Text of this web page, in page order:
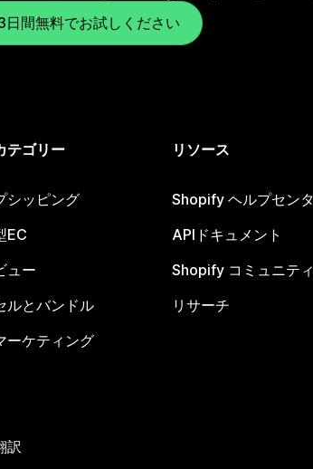
間無料でお試しください
テゴリー
シッピング
EC
ュー
ルとバンドル
ーケティング
訳
リソース
Shopify ヘルプセン
APIドキュメント
Shopify コミュニティ
リサーチ